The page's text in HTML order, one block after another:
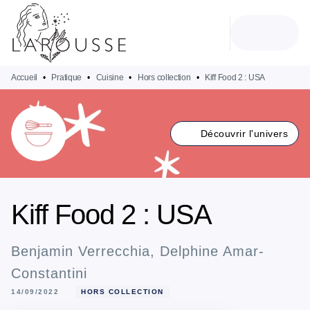
MENU
PIED DE PAGE
Accueil • Pratique • Cuisine • Hors collection • Kiff Food 2 : USA
Découvrir l'univers
Kiff Food 2 : USA
Benjamin Verrecchia, Delphine Amar-
Constantini
14/09/2022 HORS COLLECTION